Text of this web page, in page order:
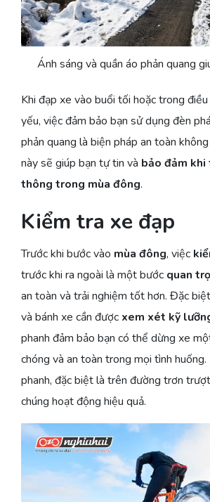
Ánh sáng và quần áo phản quang
Khi đạp xe vào buổi tối hoặc trong
yếu, việc đảm bảo bạn sử dụng đèn
phản quang là biện pháp an toàn
này sẽ giúp bạn tự tin và bảo đảm
thông trong mùa đông.
Kiểm tra xe đạp
Trước khi bước vào mùa đông, việc
trước khi ra ngoài là một bước quan
an toàn và trải nghiệm tốt hơn. Đặc
và bánh xe cần được xem xét kỹ
phanh đảm bảo bạn có thể dừng xe
chóng và an toàn trong mọi tình
phanh, đặc biệt là trên đường trơn
chúng hoạt động hiệu quả.